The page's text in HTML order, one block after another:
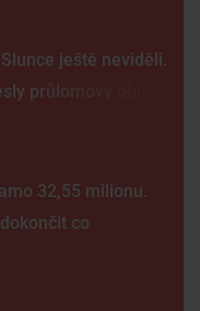
ještě neviděli.
průlomový objev
32,55 milionu.
co